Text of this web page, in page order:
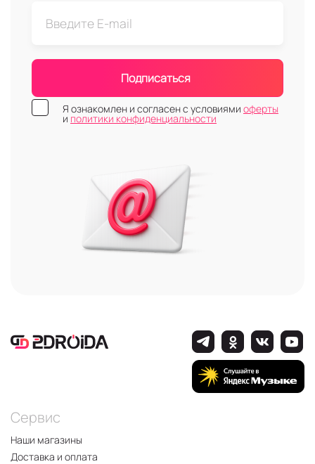
Подписаться
Я ознакомлен и согласен с условиями оферты
и политики конфиденциальности
Сервис
Наши магазины
Доставка и оплата